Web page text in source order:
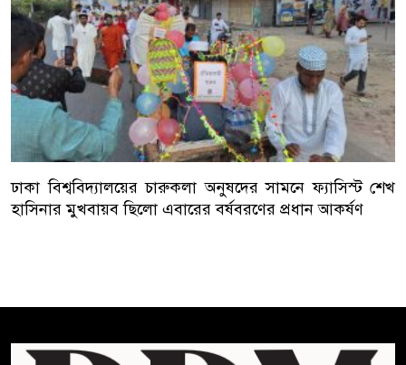
ঢাকা বিশ্ববিদ্যালয়ের চারুকলা অনুষদের সামনে ফ্যাসিস্ট শেখ
হাসিনার মুখবায়ব ছিলো এবারের বর্ষবরণের প্রধান আকর্ষণ